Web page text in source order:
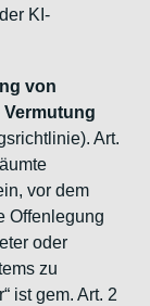
KI-
von
Art.
vor dem
Offenlegung
oder
zu
ist gem. Art. 2